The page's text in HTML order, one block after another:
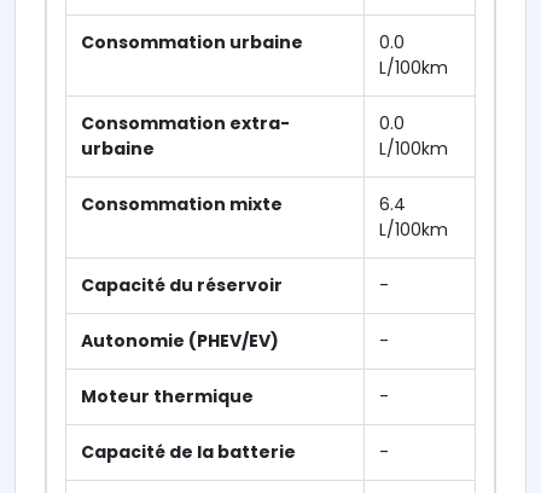
Consommation urbaine
0.0
L/100km
Consommation extra-
urbaine
0.0
L/100km
Consommation mixte
6.4
L/100km
Capacité du réservoir -
Autonomie (PHEV/EV) -
Moteur thermique -
Capacité de la batterie -